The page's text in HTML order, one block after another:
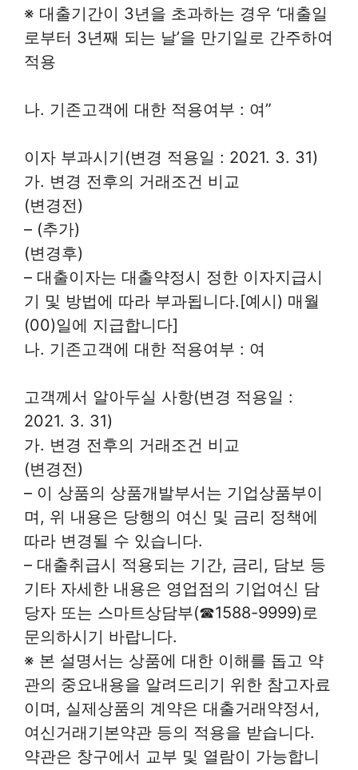
※ 대출기간이 3년을 초과하는 경우 ‘대출일
로부터 3년째 되는 날’을 만기일로 간주하여
적용
나. 기존고객에 대한 적용여부 : 여”
이자 부과시기(변경 적용일 : 2021. 3. 31)
가. 변경 전후의 거래조건 비교
(변경전)
– (추가)
(변경후)
– 대출이자는 대출약정시 정한 이자지급시
기 및 방법에 따라 부과됩니다.[예시) 매월
(00)일에 지급합니다]
나. 기존고객에 대한 적용여부 : 여
고객께서 알아두실 사항(변경 적용일 :
2021. 3. 31)
가. 변경 전후의 거래조건 비교
(변경전)
– 이 상품의 상품개발부서는 기업상품부이
며, 위 내용은 당행의 여신 및 금리 정책에
따라 변경될 수 있습니다.
– 대출취급시 적용되는 기간, 금리, 담보 등
기타 자세한 내용은 영업점의 기업여신 담
당자 또는 스마트상담부(☎1588-9999)로
문의하시기 바랍니다.
※ 본 설명서는 상품에 대한 이해를 돕고 약
관의 중요내용을 알려드리기 위한 참고자료
이며, 실제상품의 계약은 대출거래약정서,
여신거래기본약관 등의 적용을 받습니다.
약관은 창구에서 교부 및 열람이 가능합니